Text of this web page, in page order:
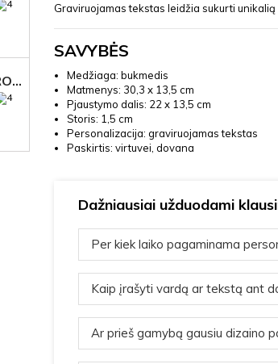
KIŠENINIS VEIDRODĖLIS
Graviruojamas tekstas leidžia sukurti
SAVYBĖS
Medžiaga: bukmedis
Matmenys: 30,3 x 13,5 cm
Pjaustymo dalis: 22 x 13,5 cm
Storis: 1,5 cm
Personalizacija: graviruojamas tekstas
Paskirtis: virtuvei, dovana
Dažniausiai užduodami
Per kiek laiko pagaminama
Kaip įrašyti vardą ar tekstą ant
Ar prieš gamybą gausiu dizaino